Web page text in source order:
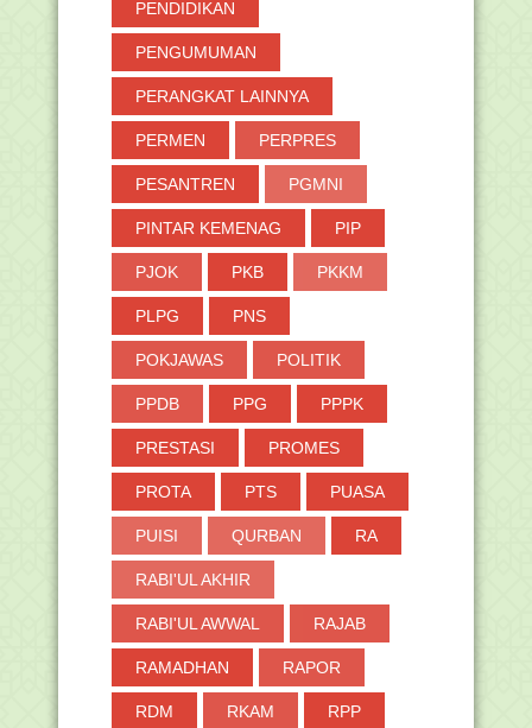
PENDIDIKAN
PENGUMUMAN
PERANGKAT LAINNYA
PERMEN PERPRES
PESANTREN PGMNI
PINTAR KEMENAG PIP
PJOK PKB PKKM
PLPG PNS
POKJAWAS POLITIK
PPDB PPG PPPK
PRESTASI PROMES
PROTA PTS PUASA
PUISI QURBAN RA
RABI'UL AKHIR
RABI'UL AWWAL RAJAB
RAMADHAN RAPOR
RDM RKAM RPP